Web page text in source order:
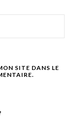
SITE DANS LE